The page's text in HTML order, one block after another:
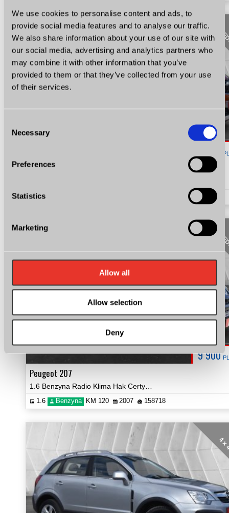
We use cookies to personalise content and ads, to
provide social media features and to analyse our traffic.
We also share information about your use of our site with
our social media, advertising and analytics partners who
may combine it with other information that you’ve
provided to them or that they’ve collected from your use
of their services.
Selection
Necessary
Preferences
Statistics
Marketing
Allow all
Allow selection
Deny
Opel Mokka X
1.4
9 900
Peugeot 207
1.6 Benzyna KM 120 2007 158718
4